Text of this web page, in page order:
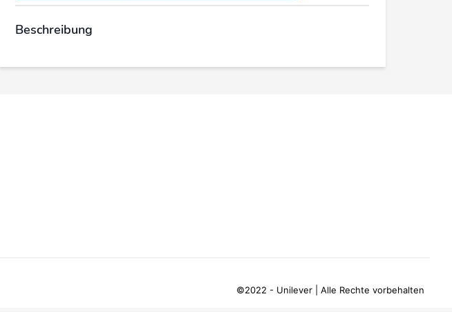
Beschreibung
©2022 - Unilever | Alle Rechte vorbehalten